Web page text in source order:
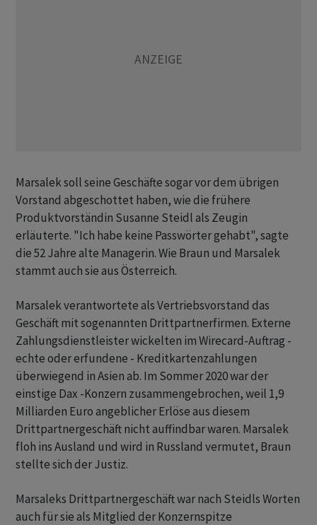
Marsalek soll seine Geschäfte sogar vor dem übrigen
Vorstand abgeschottet haben, wie die frühere
Produktvorständin Susanne Steidl als Zeugin
erläuterte. "Ich habe keine Passwörter gehabt", sagte
die 52 Jahre alte Managerin. Wie Braun und Marsalek
stammt auch sie aus Österreich.
Marsalek verantwortete als Vertriebsvorstand das
Geschäft mit sogenannten Drittpartnerfirmen. Externe
Zahlungsdienstleister wickelten im Wirecard-Auftrag -
echte oder erfundene - Kreditkartenzahlungen
überwiegend in Asien ab. Im Sommer 2020 war der
einstige Dax -Konzern zusammengebrochen, weil 1,9
Milliarden Euro angeblicher Erlöse aus diesem
Drittpartnergeschäft nicht auffindbar waren. Marsalek
floh ins Ausland und wird in Russland vermutet, Braun
stellte sich der Justiz.
Marsaleks Drittpartnergeschäft war nach Steidls Worten
auch für sie als Mitglied der Konzernspitze